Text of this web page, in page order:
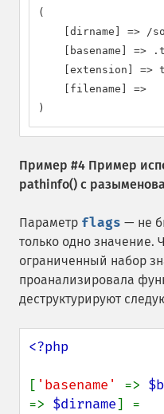
(
[dirname] => /
[basename] =>
[extension] =>
    [filename] =>
)
Пример #4 Пример
pathinfo() с
Параметр flags — не
только одно значение.
ограниченный набор
проанализировала
деструктурируют
<?php
[ 'basename' =>
=> $dirname